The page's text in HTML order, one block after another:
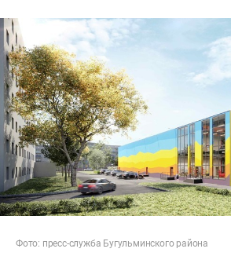
Фото: пресс-служба Бугульминского района